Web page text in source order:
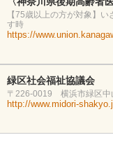
【75歳以上の方が対象】
す時
https://
緑区社会福祉協議会
〒226-0019 横浜市緑区
http://www.midori-